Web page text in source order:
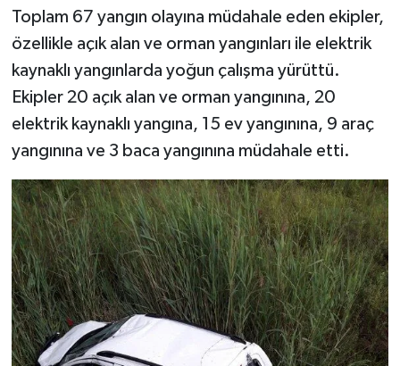
Toplam 67 yangın olayına müdahale eden ekipler,
özellikle açık alan ve orman yangınları ile elektrik
kaynaklı yangınlarda yoğun çalışma yürüttü.
Ekipler 20 açık alan ve orman yangınına, 20
elektrik kaynaklı yangına, 15 ev yangınına, 9 araç
yangınına ve 3 baca yangınına müdahale etti.